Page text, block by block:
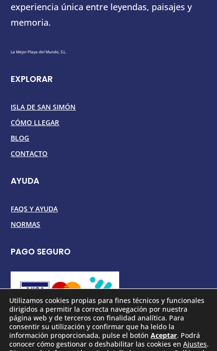
experiencia única entre leyendas, paisajes y
memoria.
La Mejor Playa del Mundo, S.L.
EXPLORAR
ISLA DE SAN SIMÓN
CÓMO LLEGAR
BLOG
CONTACTO
AYUDA
FAQS Y AYUDA
NORMAS
PAGO SEGURO
Utilizamos cookies propias para fines técnicos y funcionales
dirigidos a permitir la correcta navegación por nuestra
página web y de terceros con finalidad analítica. Para
consentir su utilización y confirmar que ha leído la
información proporcionada, pulse el botón Aceptar. Podrá
conocer cómo gestionar o deshabilitar las cookies en Ajustes.